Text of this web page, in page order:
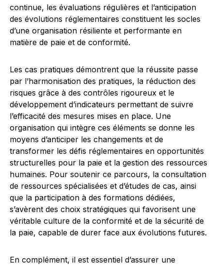
continue, les évaluations régulières et l’anticipation
des évolutions réglementaires constituent les socles
d’une organisation résiliente et performante en
matière de paie et de conformité.
Les cas pratiques démontrent que la réussite passe
par l’harmonisation des pratiques, la réduction des
risques grâce à des contrôles rigoureux et le
développement d’indicateurs permettant de suivre
l’efficacité des mesures mises en place. Une
organisation qui intègre ces éléments se donne les
moyens d’anticiper les changements et de
transformer les défis réglementaires en opportunités
structurelles pour la paie et la gestion des ressources
humaines. Pour soutenir ce parcours, la consultation
de ressources spécialisées et d’études de cas, ainsi
que la participation à des formations dédiées,
s’avèrent des choix stratégiques qui favorisent une
véritable culture de la conformité et de la sécurité de
la paie, capable de durer face aux évolutions futures.
En complément, il est essentiel d’assurer une